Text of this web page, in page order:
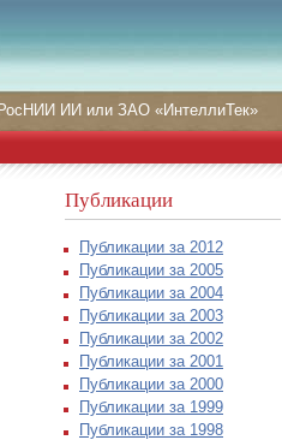
ИИ или ЗАО «ИнтеллиТек»
Публикации
Публикации за 2012
Публикации за 2005
Публикации за 2004
Публикации за 2003
Публикации за 2002
Публикации за 2001
Публикации за 2000
Публикации за 1999
Публикации за 1998